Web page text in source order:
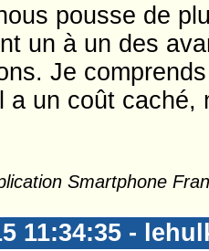
pousse de
un à un des
Je
a un coût caché,
Smartphone
11:34:35 -